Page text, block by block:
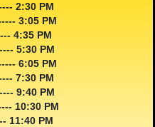
2:30 PM
3:05 PM
4:35 PM
5:30 PM
6:05 PM
7:30 PM
9:40 PM
10:30 PM
11:40 PM